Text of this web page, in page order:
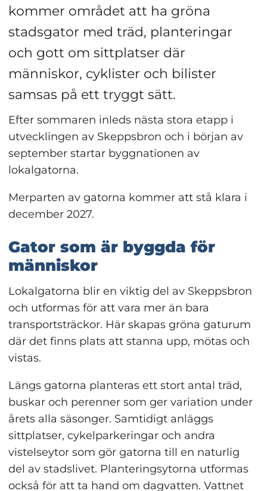
kommer området att ha gröna
stadsgator med träd, planteringar
och gott om sittplatser där
människor, cyklister och bilister
samsas på ett tryggt sätt.
Efter sommaren inleds nästa stora etapp i
utvecklingen av Skeppsbron och i början av
september startar byggnationen av
lokalgatorna.
Merparten av gatorna kommer att stå klara i
december 2027.
Gator som är byggda för
människor
Lokalgatorna blir en viktig del av Skeppsbron
och utformas för att vara mer än bara
transportsträckor. Här skapas gröna gaturum
där det finns plats att stanna upp, mötas och
vistas.
Längs gatorna planteras ett stort antal träd,
buskar och perenner som ger variation under
årets alla säsonger. Samtidigt anläggs
sittplatser, cykelparkeringar och andra
vistelseytor som gör gatorna till en naturlig
del av stadslivet. Planteringsytorna utformas
också för att ta hand om dagvatten. Vattnet